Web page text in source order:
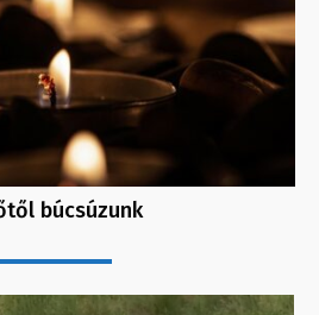
búcsúzunk